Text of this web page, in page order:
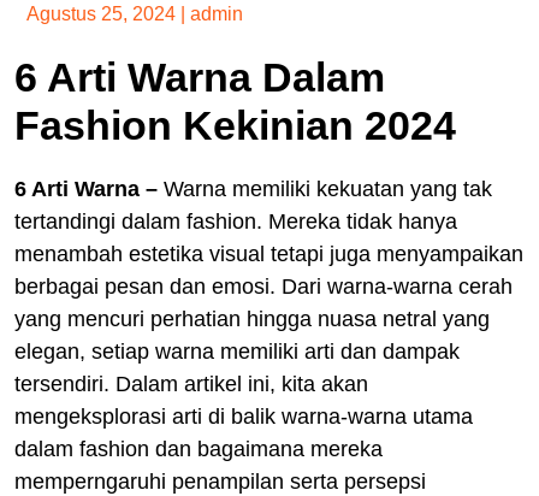
Agustus 25, 2024 admin
6 Arti Warna Dalam
Fashion Kekinian 2024
6 Arti Warna – Warna memiliki kekuatan yang tak
tertandingi dalam fashion. Mereka tidak hanya
menambah estetika visual tetapi juga menyampaikan
berbagai pesan dan emosi. Dari warna-warna cerah
yang mencuri perhatian hingga nuasa netral yang
elegan, setiap warna memiliki arti dan dampak
tersendiri. Dalam artikel ini, kita akan
mengeksplorasi arti di balik warna-warna utama
dalam fashion dan bagaimana mereka
memperngaruhi penampilan serta persepsi